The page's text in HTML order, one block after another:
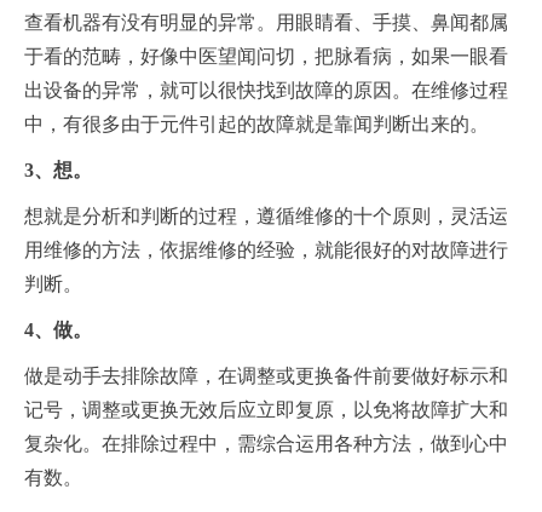
查看机器有没有明显的异常。用眼睛看、手摸、鼻闻都属
于看的范畴，好像中医望闻问切，把脉看病，如果一眼看
出设备的异常，就可以很快找到故障的原因。在维修过程
中，有很多由于元件引起的故障就是靠闻判断出来的。
3、想。
想就是分析和判断的过程，遵循维修的十个原则，灵活运
用维修的方法，依据维修的经验，就能很好的对故障进行
判断。
4、做。
做是动手去排除故障，在调整或更换备件前要做好标示和
记号，调整或更换无效后应立即复原，以免将故障扩大和
复杂化。在排除过程中，需综合运用各种方法，做到心中
有数。